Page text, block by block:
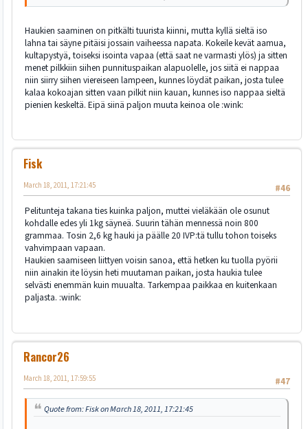
Haukien saaminen on pitkälti tuurista kiinni, mutta kyllä sieltä iso
lahna tai säyne pitäisi jossain vaiheessa napata. Kokeile kevät aamua,
kultapystyä, toiseksi isointa vapaa (että saat ne varmasti ylös) ja sitten
menet pilkkiin siihen punnituspaikan alapuolelle, jos siitä ei nappaa
niin siirry siihen viereiseen lampeen, kunnes löydät paikan, josta tulee
kalaa kokoajan sitten vaan pilkit niin kauan, kunnes iso nappaa sieltä
pienien keskeltä. Eipä siinä paljon muuta keinoa ole :wink:
Fisk
#46
March 18, 2011, 17:21:45
Pelitunteja takana ties kuinka paljon, muttei vieläkään ole osunut
kohdalle edes yli 1kg säyneä. Suurin tähän mennessä noin 800
grammaa. Tosin 2,6 kg hauki ja päälle 20 IVP:tä tullu tohon toiseks
vahvimpaan vapaan.
Haukien saamiseen liittyen voisin sanoa, että hetken ku tuolla pyörii
niin ainakin ite löysin heti muutaman paikan, josta haukia tulee
selvästi enemmän kuin muualta. Tarkempaa paikkaa en kuitenkaan
paljasta. :wink:
Rancor26
#47
March 18, 2011, 17:59:55
Quote from: Fisk on March 18, 2011, 17:21:45